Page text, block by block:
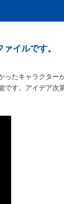
イルです。
たキャラクター
です。アイデア次